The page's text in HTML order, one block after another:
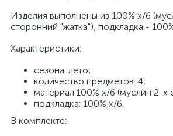
Изделия выполнены из 100% х/б
сторонний "жатка"), подкладка -
Характеристики:
сезона: лето;
количество предметов: 4;
материал:100% х/б (муслин 2-х
подкладка: 100% х/б.
В комплекте: